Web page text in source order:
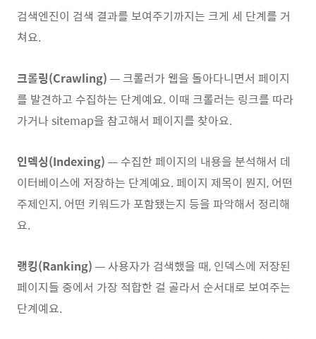
검색엔진이 검색 결과를 보여주기까지는 크게 세 단계를 거
쳐요.
크롤링(Crawling) — 크롤러가 웹을 돌아다니면서 페이지
를 발견하고 수집하는 단계예요. 이때 크롤러는 링크를 따라
가거나 sitemap을 참고해서 페이지를 찾아요.
인덱싱(Indexing) — 수집한 페이지의 내용을 분석해서 데
이터베이스에 저장하는 단계예요. 페이지 제목이 뭔지, 어떤
주제인지, 어떤 키워드가 포함됐는지 등을 파악해서 정리해
요.
랭킹(Ranking) — 사용자가 검색했을 때, 인덱스에 저장된
페이지들 중에서 가장 적합한 걸 골라서 순서대로 보여주는
단계예요.